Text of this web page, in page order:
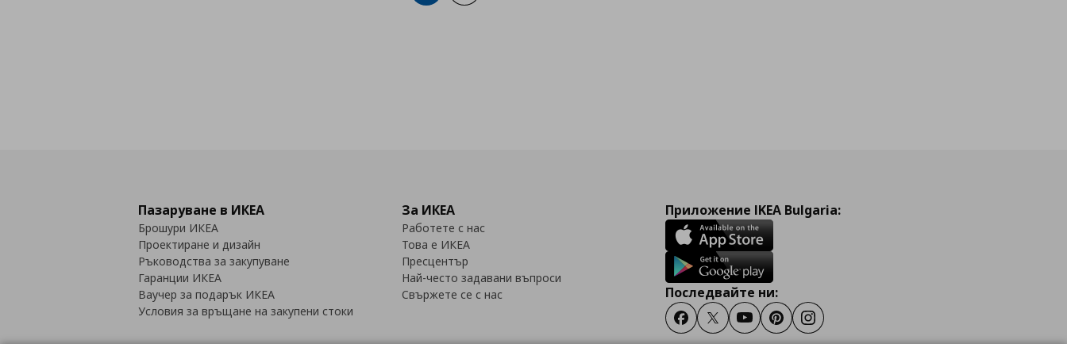
Пазаруване в ИКЕА
Брошури ИКЕА
Проектиране и дизайн
Ръководства за закупуване
Гаранции ИКЕА
Ваучер за подарък ИКЕА
Условия за връщане на закупени стоки
За ИКЕА
Работете с нас
Това е ИКЕА
Пресцентър
Най-често задавани въпроси
Свържете се с нас
Приложение IKEA Bulgaria:
Последвайте ни:
FacebookTwitterYoutubePinterestInstagram